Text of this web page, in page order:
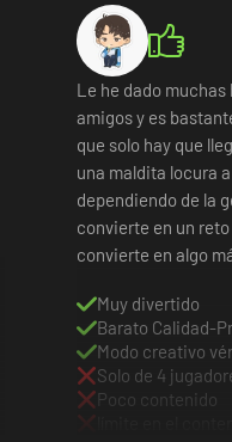
Le he dado
amigos y es
que solo hay que
una maldita locura
dependiendo de la
convierte en un
convierte en algo
Muy divertido
Barato Calidad-
Modo creativo
Solo de 4
Poco contenido